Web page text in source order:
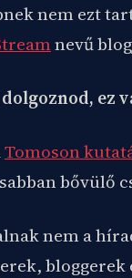
nem ezt
nevű
ez
Tomoson
bővülő
nem a